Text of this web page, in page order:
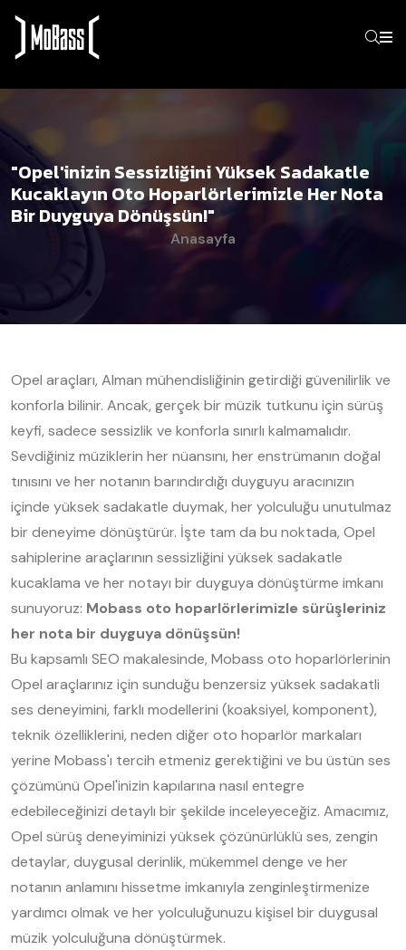
"Opel'inizin Sessizliğini Yüksek Sadakatle
Kucaklayın Oto Hoparlörlerimizle Her Nota
Bir Duyguya Dönüşsün!"
Anasayfa
Opel araçları, Alman mühendisliğinin getirdiği güvenilirlik ve
konforla bilinir. Ancak, gerçek bir müzik tutkunu için sürüş
keyfi, sadece sessizlik ve konforla sınırlı kalmamalıdır.
Sevdiğiniz müziklerin her nüansını, her enstrümanın doğal
tınısını ve her notanın barındırdığı duyguyu aracınızın
içinde yüksek sadakatle duymak, her yolculuğu unutulmaz
bir deneyime dönüştürür. İşte tam da bu noktada, Opel
sahiplerine araçlarının sessizliğini yüksek sadakatle
kucaklama ve her notayı bir duyguya dönüştürme imkanı
sunuyoruz: Mobass oto hoparlörlerimizle sürüşleriniz
her nota bir duyguya dönüşsün!
Bu kapsamlı SEO makalesinde, Mobass oto hoparlörlerinin
Opel araçlarınız için sunduğu benzersiz yüksek sadakatli
ses deneyimini, farklı modellerini (koaksiyel, komponent),
teknik özelliklerini, neden diğer oto hoparlör markaları
yerine Mobass'ı tercih etmeniz gerektiğini ve bu üstün ses
çözümünü Opel'inizin kapılarına nasıl entegre
edebileceğinizi detaylı bir şekilde inceleyeceğiz. Amacımız,
Opel sürüş deneyiminizi yüksek çözünürlüklü ses, zengin
detaylar, duygusal derinlik, mükemmel denge ve her
notanın anlamını hissetme imkanıyla zenginleştirmenize
yardımcı olmak ve her yolculuğunuzu kişisel bir duygusal
müzik yolculuğuna dönüştürmek.